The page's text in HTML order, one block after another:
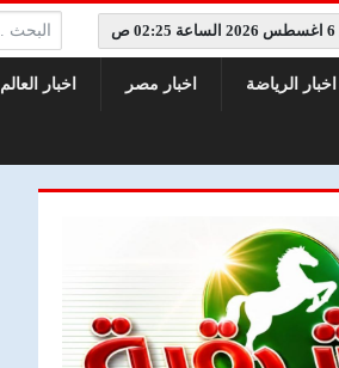
البحث:
اخبار الرياضة اخبار مصر اخبار العالم